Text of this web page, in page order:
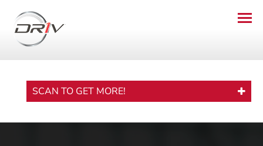
SCAN TO GET MORE!